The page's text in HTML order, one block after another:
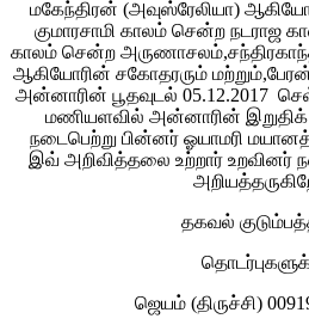
மகேந்திரன் (அவுஸ்ரேலியா)
குமாரசாமி காலம் சென்ற நடராஜ
காலம் சென்ற
ஆகியோரின் சகோதரரும்
அன்னாரின் பூதவுடல் 05.12.2017
மணியளவில் அன்னாரின்
நடைபெற்று பின்னர் ஓயாமரி
இவ் அறிவித்தலை உற்றார்
தகவல்
ஜெயம் (திருச்சி)